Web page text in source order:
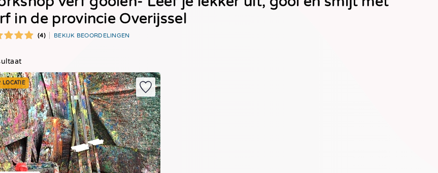
in de provincie Overijssel
(4) BEKIJK BEOORDELINGEN
LOCATIE